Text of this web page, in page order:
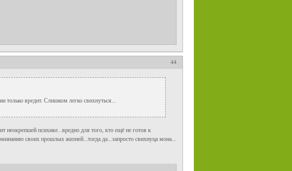
44
только вредит. Слишком легко свихнуться...
неокрепшей психике...вредно для того, кто ещё не готов к
своих прошлых жизней...тогда да...запросто свихнуца мона...